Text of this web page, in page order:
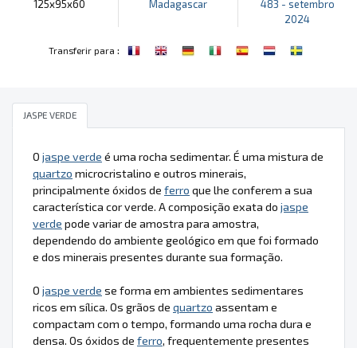
125x95x60 Madagascar
483 - setembro
2024
Transferir para :
JASPE VERDE
O jaspe verde é uma rocha sedimentar. É uma mistura de
quartzo microcristalino e outros minerais,
principalmente óxidos de ferro que lhe conferem a sua
característica cor verde. A composição exata do jaspe
verde pode variar de amostra para amostra,
dependendo do ambiente geológico em que foi formado
e dos minerais presentes durante sua formação.
O jaspe verde se forma em ambientes sedimentares
ricos em sílica. Os grãos de quartzo assentam e
compactam com o tempo, formando uma rocha dura e
densa. Os óxidos de ferro, frequentemente presentes